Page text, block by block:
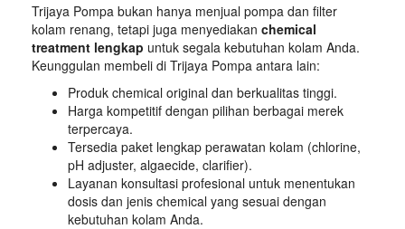
Trijaya Pompa bukan hanya menjual pompa dan filter
kolam renang, tetapi juga menyediakan chemical
treatment lengkap untuk segala kebutuhan kolam Anda.
Keunggulan membeli di Trijaya Pompa antara lain:
Produk chemical original dan berkualitas tinggi.
Harga kompetitif dengan pilihan berbagai merek
terpercaya.
Tersedia paket lengkap perawatan kolam (chlorine,
pH adjuster, algaecide, clarifier).
Layanan konsultasi profesional untuk menentukan
dosis dan jenis chemical yang sesuai dengan
kebutuhan kolam Anda.